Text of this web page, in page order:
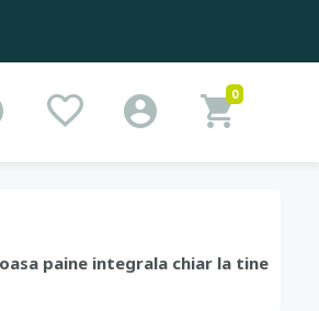
0
paine integrala chiar la tine